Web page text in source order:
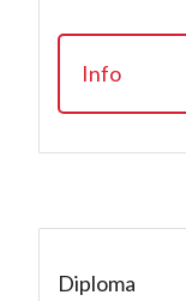
Info
Diploma